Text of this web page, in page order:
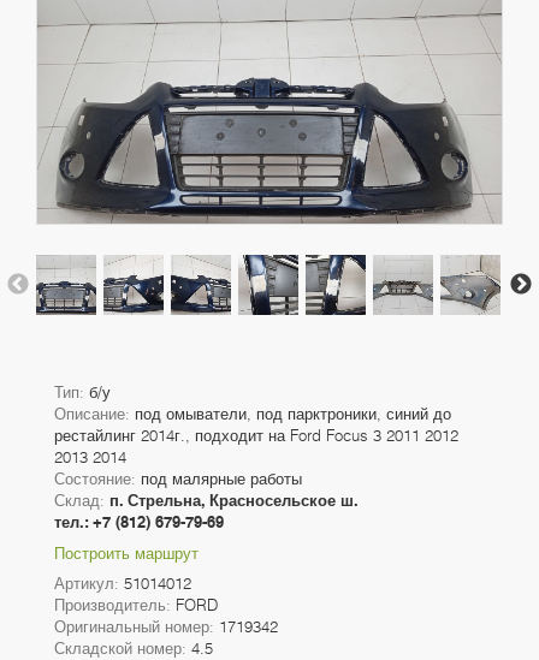
Тип: б/у
Описание: под омыватели, под парктроники, синий до
рестайлинг 2014г., подходит на Ford Focus 3 2011 2012
2013 2014
Состояние: под малярные работы
Склад: п. Стрельна, Красносельское ш.
тел.: +7 (812) 679-79-69
Построить маршрут
Артикул: 51014012
Производитель: FORD
Оригинальный номер: 1719342
Складской номер: 4.5